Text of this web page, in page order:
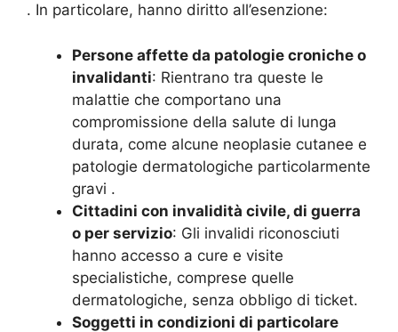
. In particolare, hanno diritto all’esenzione:
Persone affette da patologie croniche o
invalidanti: Rientrano tra queste le
malattie che comportano una
compromissione della salute di lunga
durata, come alcune neoplasie cutanee e
patologie dermatologiche particolarmente
gravi .
Cittadini con invalidità civile, di guerra
o per servizio: Gli invalidi riconosciuti
hanno accesso a cure e visite
specialistiche, comprese quelle
dermatologiche, senza obbligo di ticket.
Soggetti in condizioni di particolare